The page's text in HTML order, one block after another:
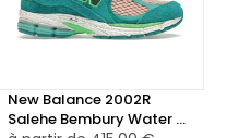
New Balance 2002R
Salehe Bembury Water Be